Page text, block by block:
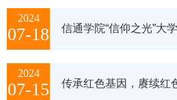
2024
07-18
2024
07-15